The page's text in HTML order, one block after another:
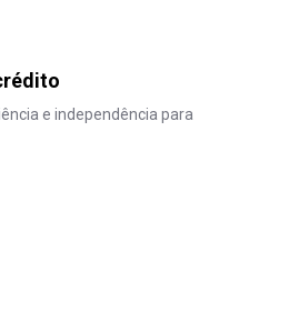
e independência para